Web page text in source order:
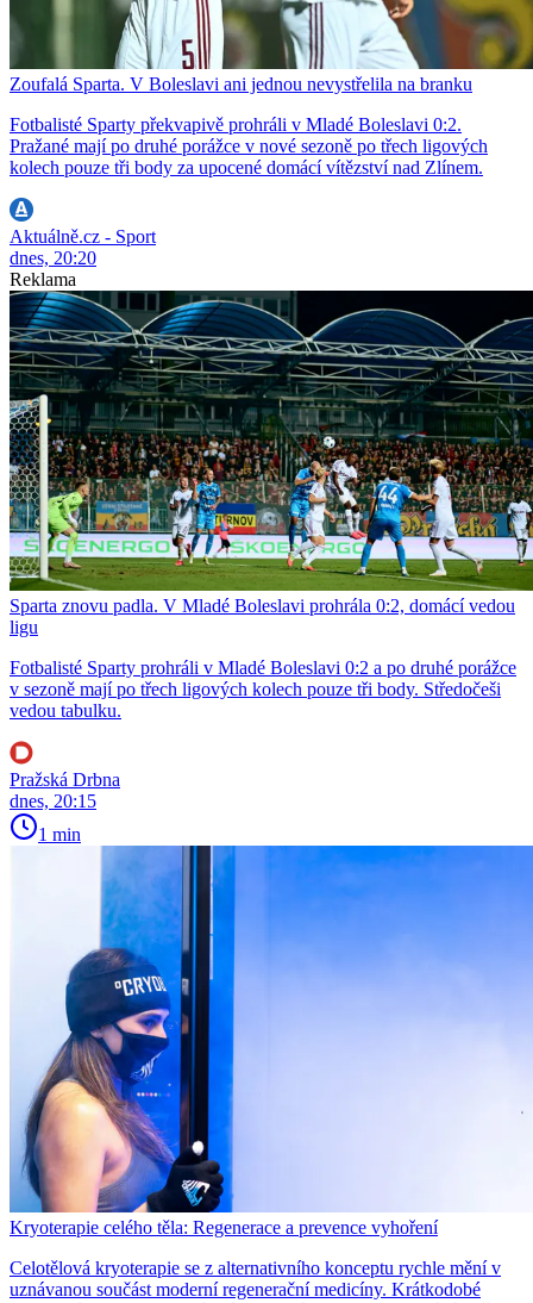
Zoufalá Sparta. V Boleslavi ani jednou nevystřelila na branku
Fotbalisté Sparty překvapivě prohráli v Mladé Boleslavi 0:2.
Pražané mají po druhé porážce v nové sezoně po třech ligových
kolech pouze tři body za upocené domácí vítězství nad Zlínem.
Aktuálně.cz - Sport
dnes, 20:20
Reklama
Sparta znovu padla. V Mladé Boleslavi prohrála 0:2, domácí vedou
ligu
Fotbalisté Sparty prohráli v Mladé Boleslavi 0:2 a po druhé porážce
v sezoně mají po třech ligových kolech pouze tři body. Středočeši
vedou tabulku.
Pražská Drbna
dnes, 20:15
1 min
Kryoterapie celého těla: Regenerace a prevence vyhoření
Celotělová kryoterapie se z alternativního konceptu rychle mění v
uznávanou součást moderní regenerační medicíny. Krátkodobé